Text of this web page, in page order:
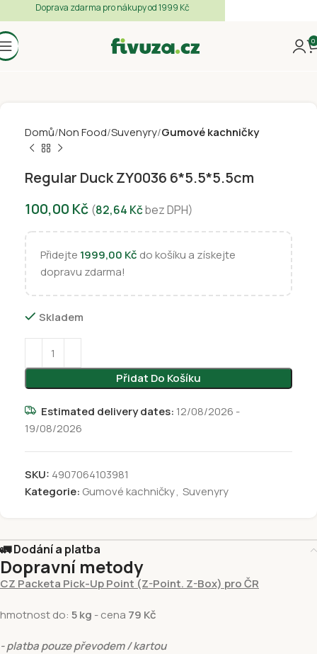
0
Domů Non Food Suvenyry Gumové kachničky
Regular Duck ZY0036 6*5.5*5.5cm
100,00 Kč (82,64 Kčbez DPH)
Přidejte 1999,00 Kč do košíku a získejte
dopravu zdarma!
Skladem
Přidat Do Košíku
Estimated delivery dates: 12/08/2026 -
19/08/2026
SKU: 4907064103981
Kategorie: Gumové kachničky, Suvenyry
🚛 Dodání a platba
Dopravní metody
CZ Packeta Pick-Up Point (Z-Point. Z-Box) pro ČR
hmotnost do: 5 kg - cena 79 Kč
- platba pouze převodem / kartou
Doprava zdarma pro nákupy od 1999 Kč